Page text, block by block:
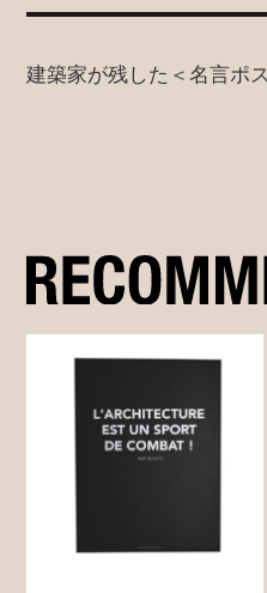
建築家が残した＜名言ポ